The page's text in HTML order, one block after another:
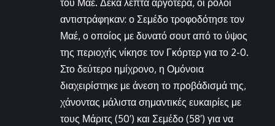
του Μαέ. Δέκα λεπτά αργότερα, οι ρόλοι
αντιστράφηκαν: ο Σεμέδο τροφοδότησε τον
Μαέ, ο οποίος με δυνατό σουτ από το ύψος
της περιοχής νίκησε τον Γκόρτερ για το 2-0.
Στο δεύτερο ημίχρονο, η Ομόνοια
διαχειρίστηκε με άνεση το προβάδισμά της,
χάνοντας μάλιστα σημαντικές ευκαιρίες με
τους Μάριτς (50′) και Σεμέδο (58′) για να